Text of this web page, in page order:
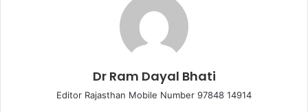
Dr Ram Dayal Bhati
Editor Rajasthan Mobile Number 97848 14914